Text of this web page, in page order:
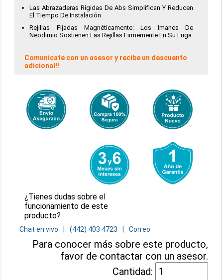
Las Abrazaderas Rígidas De Abs Simplifican Y Reducen
El Tiempo De Instalación
Rejillas Fijadas Magnéticamente: Los Imanes De
Neodimio Sostienen Las Rejillas Firmemente En Su Luga
Comunícate con un asesor y recibe un descuento
adicional!!
¿Tienes dudas sobre el
funcionamiento de este
producto?
Chat en vivo (442) 403 4723 Correo
Para conocer más sobre este producto,
favor de contactar con un asesor.
Cantidad: